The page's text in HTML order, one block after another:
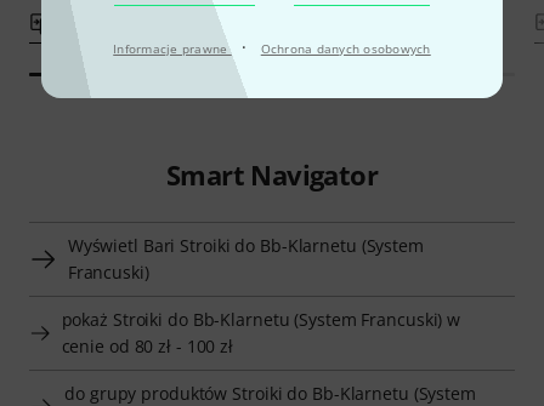
Informacje prawne · Ochrona danych osobowych
Smart Navigator
Wyświetl Bari Stroiki do Bb-Klarnetu (System
Francuski)
pokaż Stroiki do Bb-Klarnetu (System Francuski) w
cenie od 80 zł - 100 zł
do grupy produktów Stroiki do Bb-Klarnetu (System